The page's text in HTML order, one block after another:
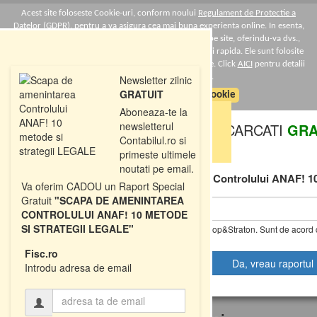
Acest site foloseste Cookie-uri, conform noului Regulament de Protectie a
Datelor (GDPR), pentru a va asigura cea mai buna experienta online. In esenta,
Cookie-urile ne ajuta sa imbunatatim continutul de pe site, oferindu-va dvs.,
cititorul, o experienta online personalizata si mult mai rapida. Ele sunt folosite
doar de site-ul nostru si partenerii nostri de incredere. Click AICI pentru detalii
despre politica de Cookie-uri.
Sunt de acord cu politica de cookie
T
o
g
Newsletter zilnic
GRATUIT
Aboneaza-te la
newsletterul
Contabilul.ro si
primeste ultimele
noutati pe email.
Va oferim CADOU un Raport Special
Gratuit "SCAPA DE AMENINTAREA
CONTROLULUI ANAF! 10 METODE
SI STRATEGII LEGALE"
Fisc.ro
Introdu adresa de email
DESCARCATI
Raportul Special
"Scapa de amenintarea Controlului ANAF!
Da, vreau informatii despre produsele Rentrop&Straton. Sunt de